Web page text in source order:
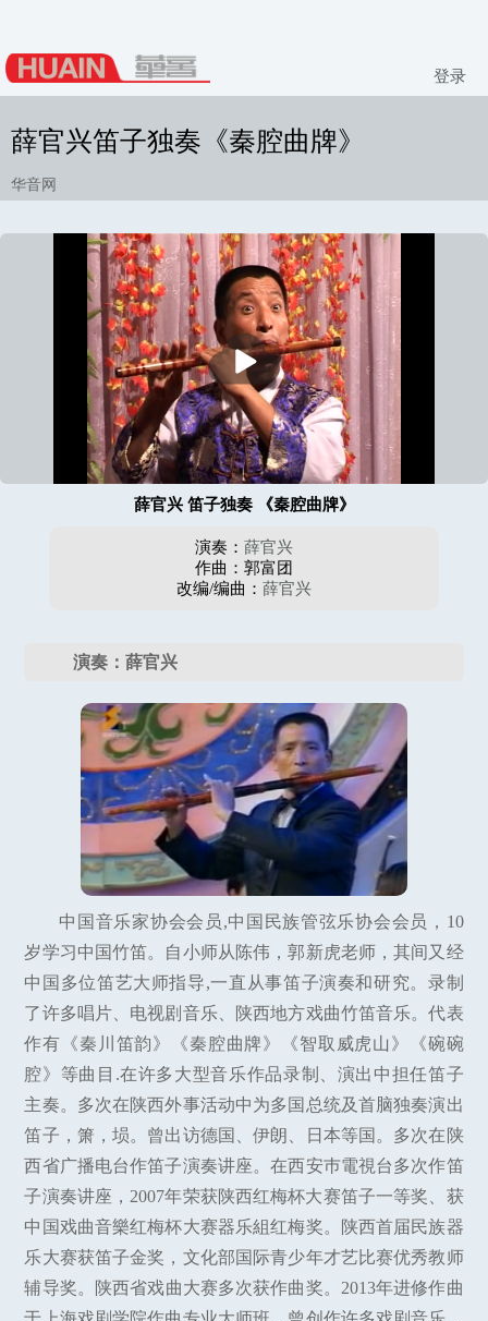
登录
薛官兴笛子独奏《秦腔曲牌》
华音网
播
放
薛官兴 笛子独奏 《秦腔曲牌》
演奏： 薛官兴
作曲：郭富团
改编/编曲： 薛官兴
演奏：薛官兴
中国音乐家协会会员,中国民族管弦乐协会会员，10
岁学习中国竹笛。自小师从陈伟，郭新虎老师，其间又经
中国多位笛艺大师指导,一直从事笛子演奏和研究。录制
了许多唱片、电视剧音乐、陕西地方戏曲竹笛音乐。代表
作有《秦川笛韵》《秦腔曲牌》《智取威虎山》《碗碗
腔》等曲目.在许多大型音乐作品录制、演出中担任笛子
主奏。多次在陕西外事活动中为多国总统及首脑独奏演出
笛子，箫，埙。曾出访德国、伊朗、日本等国。多次在陕
西省广播电台作笛子演奏讲座。在西安巿電視台多次作笛
子演奏讲座，2007年荣获陕西红梅杯大赛笛子一等奖、获
中国戏曲音樂红梅杯大赛器乐組红梅奖。陕西首届民族器
乐大赛获笛子金奖，文化部国际青少年才艺比赛优秀教师
辅导奖。陕西省戏曲大赛多次获作曲奖。2013年进修作曲